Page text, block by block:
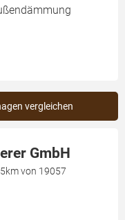
vergleichen
GmbH
von 19057